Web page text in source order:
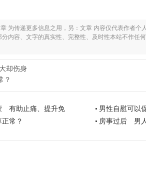
为传递更多信息之用，另：文章 内容仅代表作者个
内容、文字的真实性、完整性、及时性本站不作任
却伤身
？
有助止痛、提升免
男性自慰可以
常？
房事过后 男